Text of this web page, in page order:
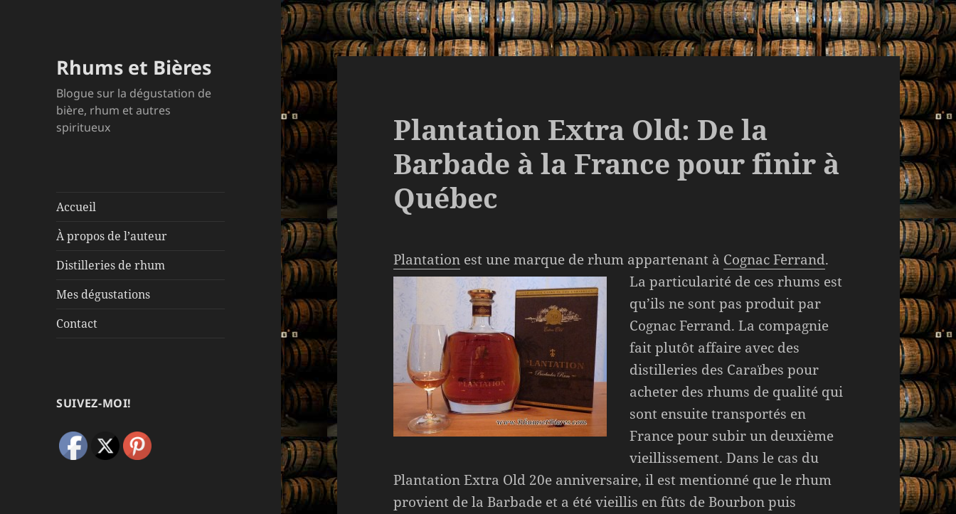
Rhums et Bières
Blogue sur la dégustation de
bière, rhum et autres
spiritueux
Accueil
À propos de l’auteur
Distilleries de rhum
Mes dégustations
Contact
SUIVEZ-MOI!
Plantation Extra Old: De la
Barbade à la France pour finir à
Québec
Plantation est une marque de rhum appartenant à Cognac Ferrand.
La particularité de cesrhums est
qu’ils ne sont pas produit par
Cognac Ferrand. La compagnie
fait plutôt affaire avec des
distilleries des Caraïbes pour
acheter des rhums de qualité qui
sont ensuite transportés en
France pour subir un deuxième
vieillissement. Dans le cas du
Plantation Extra Old 20e anniversaire, il est mentionné que le rhum
provient de la Barbade et a été vieillis en fûts de Bourbon puis